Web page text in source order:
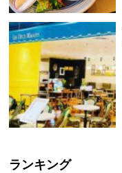
ランキング